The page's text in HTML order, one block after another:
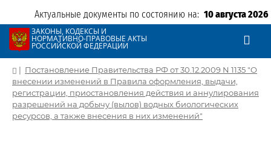
Актуальные документы по состоянию на: 10 августа 2026
ЗАКОНЫ, КОДЕКСЫ И
НОРМАТИВНО-ПРАВОВЫЕ АКТЫ
РОССИЙСКОЙ ФЕДЕРАЦИИ
| Постановление Правительства РФ от 30.12.2009 N 1135 "О
внесении изменений в Правила оформления, выдачи,
регистрации, приостановления действия и аннулирования
разрешений на добычу (вылов) водных биологических
ресурсов, а также внесения в них изменений"